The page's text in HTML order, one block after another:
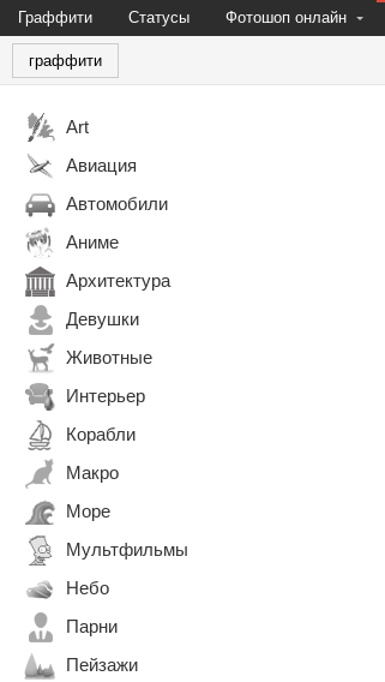
Граффити Статусы Фотошоп онлайн
граффити
Art
Авиация
Автомобили
Аниме
Архитектура
Девушки
Животные
Интерьер
Корабли
Макро
Море
Мультфильмы
Небо
Парни
Пейзажи